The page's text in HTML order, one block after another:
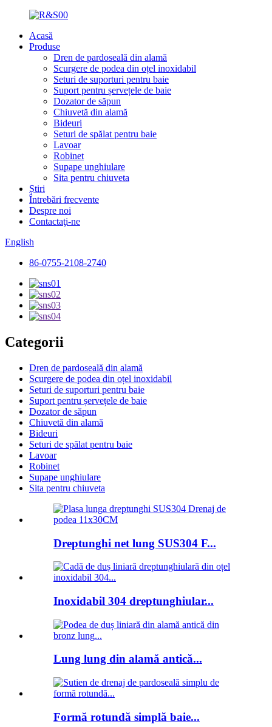
Acasă
Produse
Dren de pardoseală din alamă
Scurgere de podea din oțel inoxidabil
Seturi de suporturi pentru baie
Suport pentru șervețele de baie
Dozator de săpun
Chiuvetă din alamă
Bideuri
Seturi de spălat pentru baie
Lavoar
Robinet
Supape unghiulare
Sita pentru chiuveta
Știri
Întrebări frecvente
Despre noi
Contactaţi-ne
English
86-0755-2108-2740
Categorii
Dren de pardoseală din alamă
Scurgere de podea din oțel inoxidabil
Seturi de suporturi pentru baie
Suport pentru șervețele de baie
Dozator de săpun
Chiuvetă din alamă
Bideuri
Seturi de spălat pentru baie
Lavoar
Robinet
Supape unghiulare
Sita pentru chiuveta
Dreptunghi net lung SUS304 F...
Inoxidabil 304 dreptunghiular...
Lung lung din alamă antică...
Formă rotundă simplă baie...